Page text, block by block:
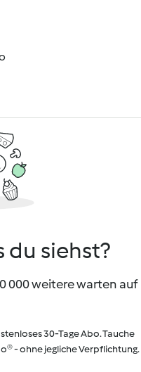
du siehst?
000 weitere warten auf
30-Tage Abo. Tauche
- ohne jegliche Verpflichtung.